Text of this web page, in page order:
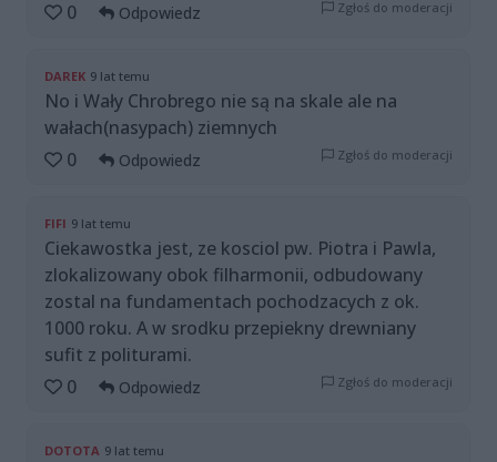
0
Odpowiedz Zgłoś do moderacji
DAREK 9 lat temu
No i Wały Chrobrego nie są na skale ale na
wałach(nasypach) ziemnych
0
Odpowiedz Zgłoś do moderacji
FIFI 9 lat temu
Ciekawostka jest, ze kosciol pw. Piotra i Pawla,
zlokalizowany obok filharmonii, odbudowany
zostal na fundamentach pochodzacych z ok.
1000 roku. A w srodku przepiekny drewniany
sufit z politurami.
0
Odpowiedz Zgłoś do moderacji
DOTOTA 9 lat temu